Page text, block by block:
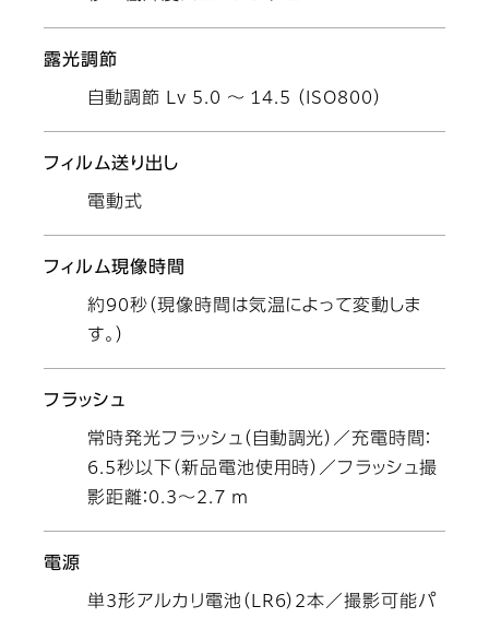
露光調節
自動調節 Lv 5.0 ～ 14.5 （ISO800）
フィルム送り出し
電動式
フィルム現像時間
約90秒（現像時間は気温によって変動しま
す。）
フラッシュ
常時発光フラッシュ（自動調光）／充電時間：
6.5秒以下（新品電池使用時）／フラッシュ撮
影距離：0.3～2.7 m
電源
単3形アルカリ電池（LR6）2本／撮影可能パ